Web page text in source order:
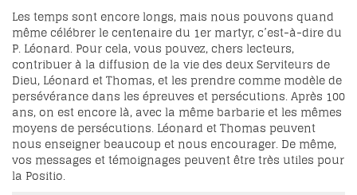
Les temps sont encore longs, mais nous pouvons quand
même célébrer le centenaire du 1er martyr, c’est-à-dire du
P. Léonard. Pour cela, vous pouvez, chers lecteurs,
contribuer à la diffusion de la vie des deux Serviteurs de
Dieu, Léonard et Thomas, et les prendre comme modèle de
persévérance dans les épreuves et persécutions. Après 100
ans, on est encore là, avec la même barbarie et les mêmes
moyens de persécutions. Léonard et Thomas peuvent
nous enseigner beaucoup et nous encourager. De même,
vos messages et témoignages peuvent être très utiles pour
la Positio.